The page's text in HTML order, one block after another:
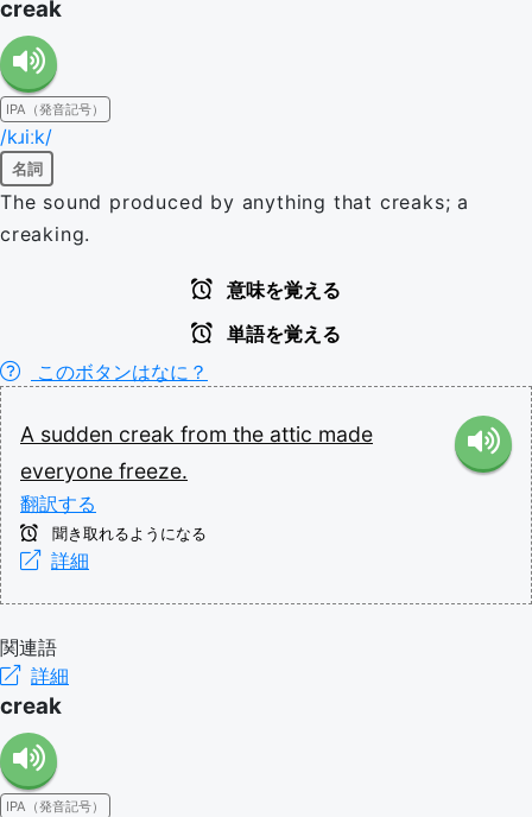
creak
IPA（発音記号）
/kɹiːk/
名詞
The sound produced by anything that creaks; a
creaking.
意味を覚える
単語を覚える
このボタンはなに？
A sudden creak from the attic made
everyone freeze.
翻訳する
聞き取れるようになる
詳細
関連語
詳細
creak
IPA（発音記号）